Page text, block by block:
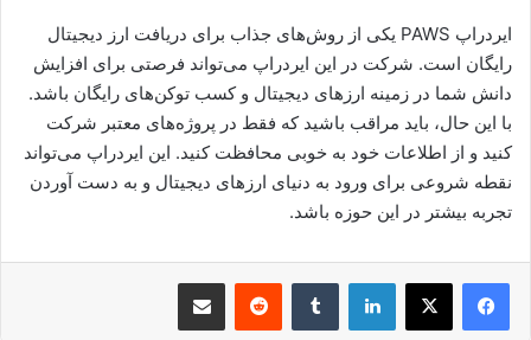
ایردراپ PAWS یکی از روش‌های جذاب برای دریافت ارز دیجیتال
رایگان است. شرکت در این ایردراپ می‌تواند فرصتی برای افزایش
دانش شما در زمینه ارزهای دیجیتال و کسب توکن‌های رایگان باشد.
با این حال، باید مراقب باشید که فقط در پروژه‌های معتبر شرکت
کنید و از اطلاعات خود به خوبی محافظت کنید. این ایردراپ می‌تواند
نقطه شروعی برای ورود به دنیای ارزهای دیجیتال و به دست آوردن
تجربه بیشتر در این حوزه باشد.
لینکدین ‫تامبلر ‫رددیت اشتراک گذاری از طریق ایمیل